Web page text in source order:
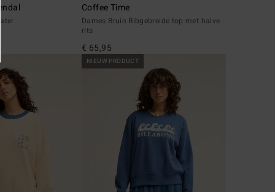
Coffee Time
Dames Bruin Ribgebreide top met halve
rits
€ 65,95
NIEUW PRODUCT